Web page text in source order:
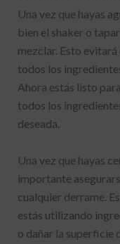
Una vez que hayas
bien el shaker o
mezclar. Esto
todos los
Ahora estás listo
todos los
deseada.
Una vez que hayas
importante
cualquier derrame.
estás utilizando
o dañar la superficie